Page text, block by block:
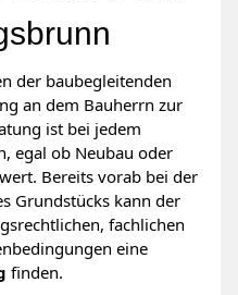
der baubegleitenden
an dem Bauherrn zur
ist bei jedem
egal ob Neubau oder
Bereits vorab bei der
Grundstücks kann der
fachlichen
eine
finden.